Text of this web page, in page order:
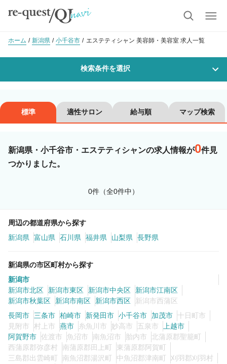
ホーム 新潟県 小千谷市 エステティシャン 美容師・美容室 求人一覧
検索条件を選択
沿線・駅を選択 市区町村を選択
小千谷市
美容師スタイリスト
カラーリスト フロント・レセプション
ヘアメイク・美容部員
ネイリスト エステティシャン
講師・インストラクター 営業・販売スタッフ・その他
雇用形態
標準 適性サロン 給与順 マップ検索
新潟県・小千谷市・エステティシャンの求人情報が0件見
つかりました。
0件（全0件中）
周辺の都道府県から探す
新潟県
富山県 石川県 福井県 山梨県 長野県
新潟県の市区町村から探す
新潟市
新潟市北区
新潟市東区 新潟市中央区
新潟市江南区
新潟市秋葉区
新潟市南区 新潟市西区
新潟市西蒲区
長岡市
三条市 柏崎市 新発田市 小千谷市 加茂市
十日町市
見附市
村上市 燕市 糸魚川市 妙高市 五泉市
上越市
阿賀野市
佐渡市 魚沼市 南魚沼市 胎内市
北蒲原郡聖籠町
西蒲原郡弥彦村
南蒲原郡田上町
東蒲原郡阿賀町
三島郡出雲崎町
南魚沼郡湯沢町 中魚沼郡津南町
刈羽郡刈羽村